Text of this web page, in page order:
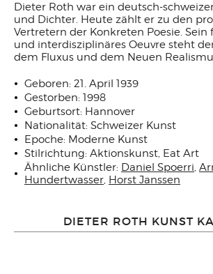
Dieter Roth war ein deutsch-
und Dichter. Heute zählt er zu den
Vertretern der Konkreten Poesie. Sein
und interdisziplinäres Oeuvre steht
dem Fluxus und dem Neuen
Geboren: 21. April 1939
Gestorben: 1998
Geburtsort: Hannover
Nationalität: Schweizer Kunst
Epoche: Moderne Kunst
Stilrichtung: Aktionskunst, Eat Art
Ähnliche Künstler: Daniel Spoerri,
Hundertwasser, Horst Janssen
DIETER ROTH KUNST